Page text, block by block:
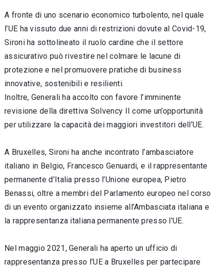
A fronte di uno scenario economico turbolento, nel quale
l’UE ha vissuto due anni di restrizioni dovute al Covid-19,
Sironi ha sottolineato il ruolo cardine che il settore
assicurativo può rivestire nel colmare le lacune di
protezione e nel promuovere pratiche di business
innovative, sostenibili e resilienti.
Inoltre, Generali ha accolto con favore l’imminente
revisione della direttiva Solvency II come un’opportunità
per utilizzare la capacità dei maggiori investitori dell’UE.
A Bruxelles, Sironi ha anche incontrato l’ambasciatore
italiano in Belgio, Francesco Genuardi, e il rappresentante
permanente d’Italia presso l’Unione europea, Pietro
Benassi, oltre a membri del Parlamento europeo nel corso
di un evento organizzato insieme all’Ambasciata italiana e
la rappresentanza italiana permanente presso l’UE.
Nel maggio 2021, Generali ha aperto un ufficio di
rappresentanza presso l’UE a Bruxelles per partecipare